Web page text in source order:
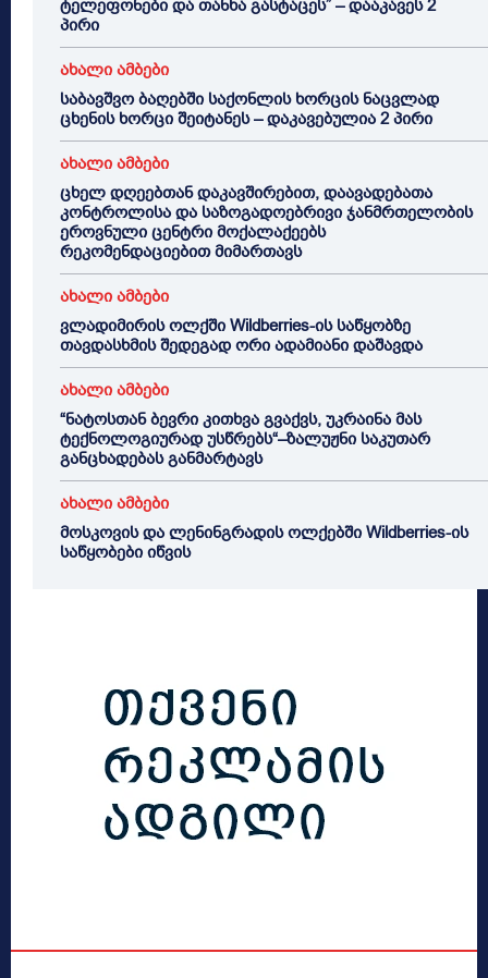
ტელეფონები და თანხა გასტაცეს” – დააკავეს 2
პირი
ახალი ამბები
საბავშვო ბაღებში საქონლის ხორცის ნაცვლად
ცხენის ხორცი შეიტანეს – დაკავებულია 2 პირი
ახალი ამბები
ცხელ დღეებთან დაკავშირებით, დაავადებათა
კონტროლისა და საზოგადოებრივი ჯანმრთელობის
ეროვნული ცენტრი მოქალაქეებს
რეკომენდაციებით მიმართავს
ახალი ამბები
ვლადიმირის ოლქში Wildberries-ის საწყობზე
თავდასხმის შედეგად ორი ადამიანი დაშავდა
ახალი ამბები
“ნატოსთან ბევრი კითხვა გვაქვს, უკრაინა მას
ტექნოლოგიურად უსწრებს“–ზალუჟნი საკუთარ
განცხადებას განმარტავს
ახალი ამბები
მოსკოვის და ლენინგრადის ოლქებში Wildberries-ის
საწყობები იწვის